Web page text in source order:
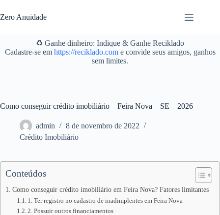
para
o
Zero Anuidade
♻️ Ganhe dinheiro: Indique & Ganhe Reciklado
Cadastre-se em https://reciklado.come convide seus amigos, ganhos
sem limites.
Como conseguir crédito imobiliário – Feira Nova – SE – 2026
admin
8 de novembro de 2022
Crédito Imobiliário
Conteúdos
Como conseguir crédito imobiliário em Feira Nova? Fatores limitantes
1. Ter registro no cadastro de inadimplentes em Feira Nova
2. Possuir outros financiamentos